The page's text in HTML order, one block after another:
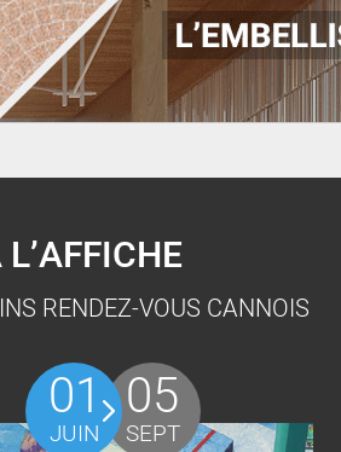
RENDEZ-VOUS CANNOIS
01
JUIN
05
SEPT